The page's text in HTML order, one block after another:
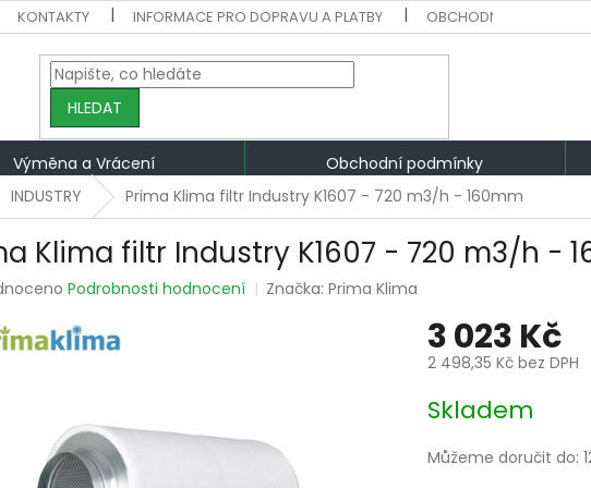
KONTAKTY INFORMACE PRO DOPRAVU A PLATBY OBCHODNÍ PODMÍNKY
HLEDAT
Výměna a Vrácení Obchodní podmínky
INDUSTRY Prima Klima filtr Industry K1607 - 720 m3/h - 160mm
Klima filtr Industry K1607 - 720 m3/h -
Podrobnosti hodnocení Značka:Prima Klima
3 023 Kč
2 498,35 Kč bez DPH
cena:
Skladem
Můžeme doručit do: